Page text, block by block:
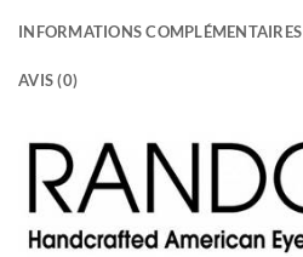
INFORMATIONS COMPLÉMENTAIRES
AVIS (0)